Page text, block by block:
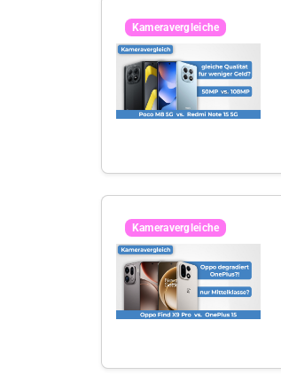
Kameravergleiche
Kameravergleiche